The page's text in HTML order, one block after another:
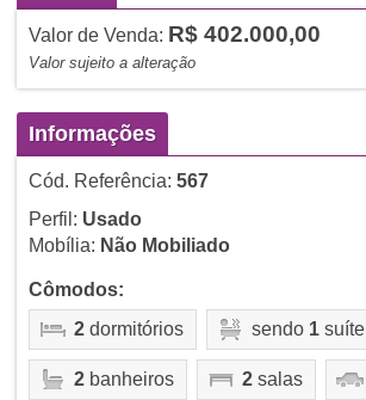
Valor de Venda: R$ 402.000,00
Valor sujeito a alteração
Informações
Cód. Referência: 567
Perfil: Usado
Mobília: Não Mobiliado
Cômodos:
2dormitórios sendo 1suíte
2banheiros 2salas